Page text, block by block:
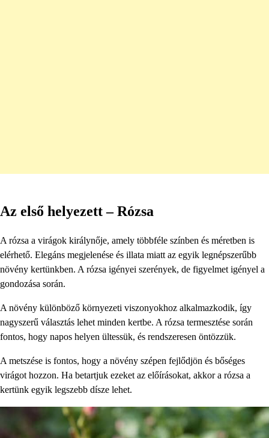
Az első helyezett – Rózsa
A rózsa a virágok királynője, amely többféle színben és méretben is
elérhető. Elegáns megjelenése és illata miatt az egyik legnépszerűbb
növény kertünkben. A rózsa igényei szerények, de figyelmet igényel a
gondozása során.
A növény különböző környezeti viszonyokhoz alkalmazkodik, így
nagyszerű választás lehet minden kertbe. A rózsa termesztése során
fontos, hogy napos helyen ültessük, és rendszeresen öntözzük.
A metszése is fontos, hogy a növény szépen fejlődjön és bőséges
virágot hozzon. Ha betartjuk ezeket az előírásokat, akkor a rózsa a
kertünk egyik legszebb dísze lehet.